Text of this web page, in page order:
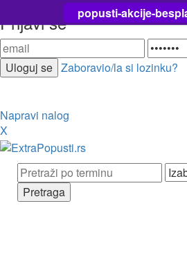
popusti-akcije-
Prijavi se
Zaboravio/la si lozinku?
Napravi nalog
X